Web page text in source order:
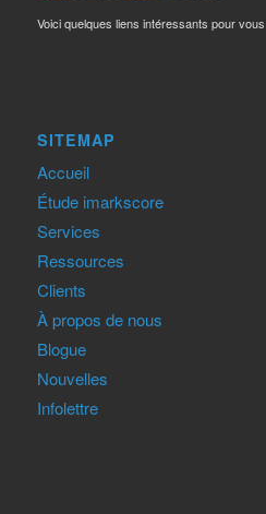
Voici quelques liens intéressants pour
SITEMAP
Accueil
Étude imarkscore
Services
Ressources
Clients
À propos de nous
Blogue
Nouvelles
Infolettre